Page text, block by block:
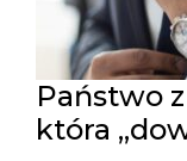
Państwo
która